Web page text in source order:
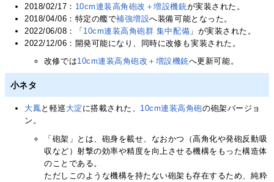
2018/02/17： 10cm連装高角砲改＋増設機銃が実装された。
2018/04/06：特定の艦で補強増設へ装備可能となった。
2022/06/08：「 10cm連装高角砲群 集中配備 」が実装された。
2022/12/06：開発可能になり、同時に改修も実装された。
改修では10cm連装高角砲改＋増設機銃へ更新可能。
小ネタ
大鳳と軽巡 大淀 に搭載された、 10cm連装高角砲の砲架バージョ
ン。
「砲架」とは、砲身を載せ、なおかつ（高角化や発砲反動吸
収など）射撃の効率や精度を向上させる機構をもった構造体
のことである。
ただしこのような機構を持たない砲架も存在するため、純粋